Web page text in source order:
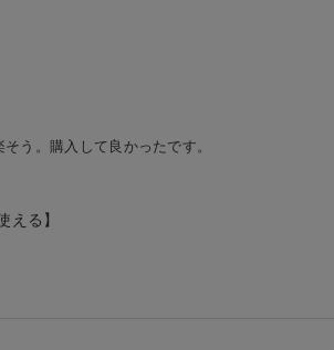
う。購入して良かったです。
る】